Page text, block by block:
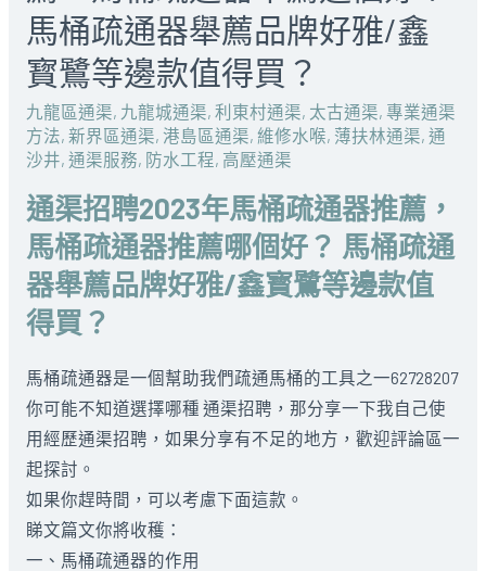
馬桶疏通器舉薦品牌好雅/鑫
寳鷺等邊款值得買？
九龍區通渠, 九龍城通渠, 利東村通渠, 太古通渠, 專業通渠
方法, 新界區通渠, 港島區通渠, 維修水喉, 薄扶林通渠, 通
沙井, 通渠服務, 防水工程, 高壓通渠
通渠招聘2023年馬桶疏通器推薦，
馬桶疏通器推薦哪個好？ 馬桶疏通
器舉薦品牌好雅/鑫寳鷺等邊款值
得買？
馬桶疏通器是一個幫助我們疏通馬桶的工具之一62728207
你可能不知道選擇哪種 通渠招聘，那分享一下我自己使
用經歷通渠招聘，如果分享有不足的地方，歡迎評論區一
起探討。
如果你趕時間，可以考慮下面這款。
睇文篇文你將收穫：
一、馬桶疏通器的作用